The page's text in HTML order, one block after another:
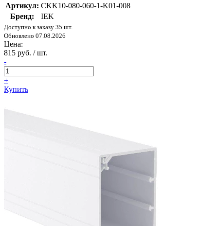
Артикул: CKK10-080-060-1-K01-008
Бренд:
IEK
Доступно к заказу 35 шт.
Обновлено 07.08.2026
Цена:
815 руб. / шт.
-
+
Купить